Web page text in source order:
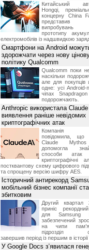
Китайський
Hongqi,
концерну China
представив
прототипу
електромобілів із надшвидкою
Смартфони на Android
здорожчати через нову
політику Qualcomm
Qualcomm поки
наскільки
але для покупців
одне: усі Android-
чіпах
подорожчають.
Anthropic використала
виявлення раніше невідомих
криптографічних атак
Компанія
повідомила, що
Claude
допомогла
способи
криптографічні
постквантову схему цифрового
та спрощену версію шифру AES.
Історичний антирекорд
мобільний бізнес компанії
збитковим
Другий квартал
приніс
для Samsung
забезпечений
на чипи
підрозділ
завершив період із першим в історії
У Google Docs з’явилася